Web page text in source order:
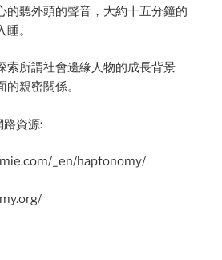
的聽外頭的聲音，大約十五分鐘的
。
索所謂社會邊緣人物的成長背景
親密關係。
資源:
_en/haptonomy/